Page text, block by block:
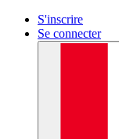
S'inscrire
Se connecter